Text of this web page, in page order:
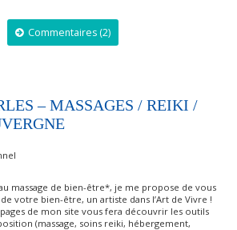
Commentaires (2)
– MASSAGES / REIKI /
massage de bien-être*, je me propose de vous
votre bien-être, un artiste dans l’Art de Vivre !
de mon site vous fera découvrir les outils
(massage, soins reiki, hébergement,